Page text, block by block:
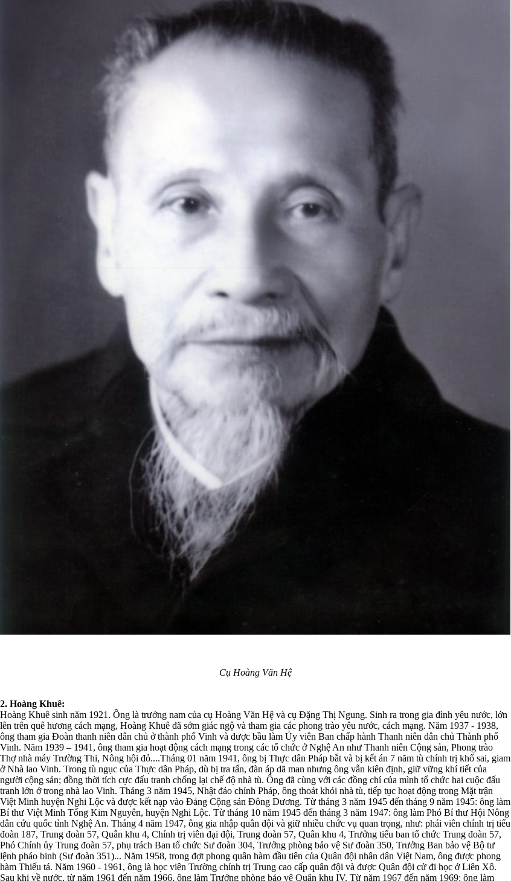
Cụ Hoàng Văn Hệ
2. Hoàng Khuê:
Hoàng Khuê sinh năm 1921. Ông là trưởng nam của cụ Hoàng Văn Hệ và cụ Đặng Thị Ngung. Sinh ra trong gia đình yêu nước, lớn
lên trên quê hương cách mạng, Hoàng Khuê đã sớm giác ngộ và tham gia các phong trào yêu nước, cách mạng. Năm 1937 - 1938,
ông tham gia Đoàn thanh niên dân chủ ở thành phố Vinh và được bầu làm Ủy viên Ban chấp hành Thanh niên dân chủ Thành phố
Vinh. Năm 1939 – 1941, ông tham gia hoạt động cách mạng trong các tổ chức ở Nghệ An như Thanh niên Cộng sản, Phong trào
Thợ nhà máy Trường Thi, Nông hội đỏ....Tháng 01 năm 1941, ông bị Thực dân Pháp bắt và bị kết án 7 năm tù chính trị khổ sai, giam
ở Nhà lao Vinh. Trong tù ngục của Thực dân Pháp, dù bị tra tấn, đàn áp dã man nhưng ông vẫn kiên định, giữ vững khí tiết của
người cộng sản; đồng thời tích cực đấu tranh chống lại chế độ nhà tù. Ông đã cùng với các đồng chí của mình tổ chức hai cuộc đấu
tranh lớn ở trong nhà lao Vinh. Tháng 3 năm 1945, Nhật đảo chính Pháp, ông thoát khỏi nhà tù, tiếp tục hoạt động trong Mặt trận
Việt Minh huyện Nghi Lộc và được kết nạp vào Đảng Cộng sản Đông Dương. Từ tháng 3 năm 1945 đến tháng 9 năm 1945: ông làm
Bí thư Việt Minh Tổng Kim Nguyên, huyện Nghi Lộc. Từ tháng 10 năm 1945 đến tháng 3 năm 1947: ông làm Phó Bí thư Hội Nông
dân cứu quốc tỉnh Nghệ An. Tháng 4 năm 1947, ông gia nhập quân đội và giữ nhiều chức vụ quan trọng, như: phái viên chính trị tiểu
đoàn 187, Trung đoàn 57, Quân khu 4, Chính trị viên đại đội, Trung đoàn 57, Quân khu 4, Trưởng tiểu ban tổ chức Trung đoàn 57,
Phó Chính ủy Trung đoàn 57, phụ trách Ban tổ chức Sư đoàn 304, Trưởng phòng bảo vệ Sư đoàn 350, Trưởng Ban bảo vệ Bộ tư
lệnh pháo binh (Sư đoàn 351)... Năm 1958, trong đợt phong quân hàm đầu tiên của Quân đội nhân dân Việt Nam, ông được phong
hàm Thiếu tá. Năm 1960 - 1961, ông là học viên Trường chính trị Trung cao cấp quân đội và được Quân đội cử đi học ở Liên Xô.
Sau khi về nước, từ năm 1961 đến năm 1966, ông làm Trưởng phòng bảo vệ Quân khu IV. Từ năm 1967 đến năm 1969: ông làm